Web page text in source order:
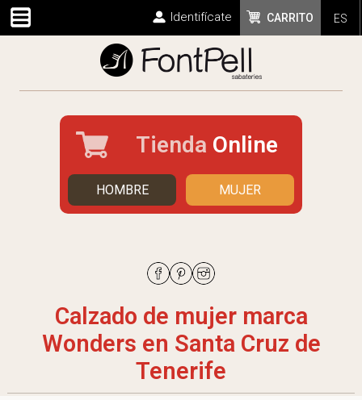
ES
CARRITO
Identifícate
Tienda Online
HOMBRE MUJER
Calzado de mujer marca
Wonders en Santa Cruz de
Tenerife